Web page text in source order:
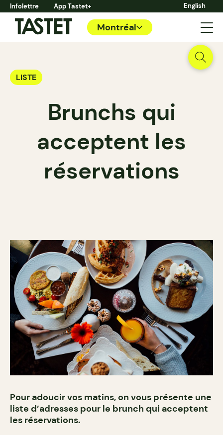
Infolettre App Tastet+ English
Montréal
LISTE
Brunchs qui
acceptent les
réservations
Pour adoucir vos matins, on vous présente une
liste d’adresses pour le brunch qui acceptent
les réservations.